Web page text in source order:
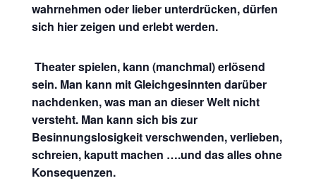
wahrnehmen oder lieber unterdrücken, dürfen
sich hier zeigen und erlebt werden.
Theater spielen, kann (manchmal) erlösend
sein. Man kann mit Gleichgesinnten darüber
nachdenken, was man an dieser Welt nicht
versteht. Man kann sich bis zur
Besinnungslosigkeit verschwenden, verlieben,
schreien, kaputt machen ….und das alles ohne
Konsequenzen.